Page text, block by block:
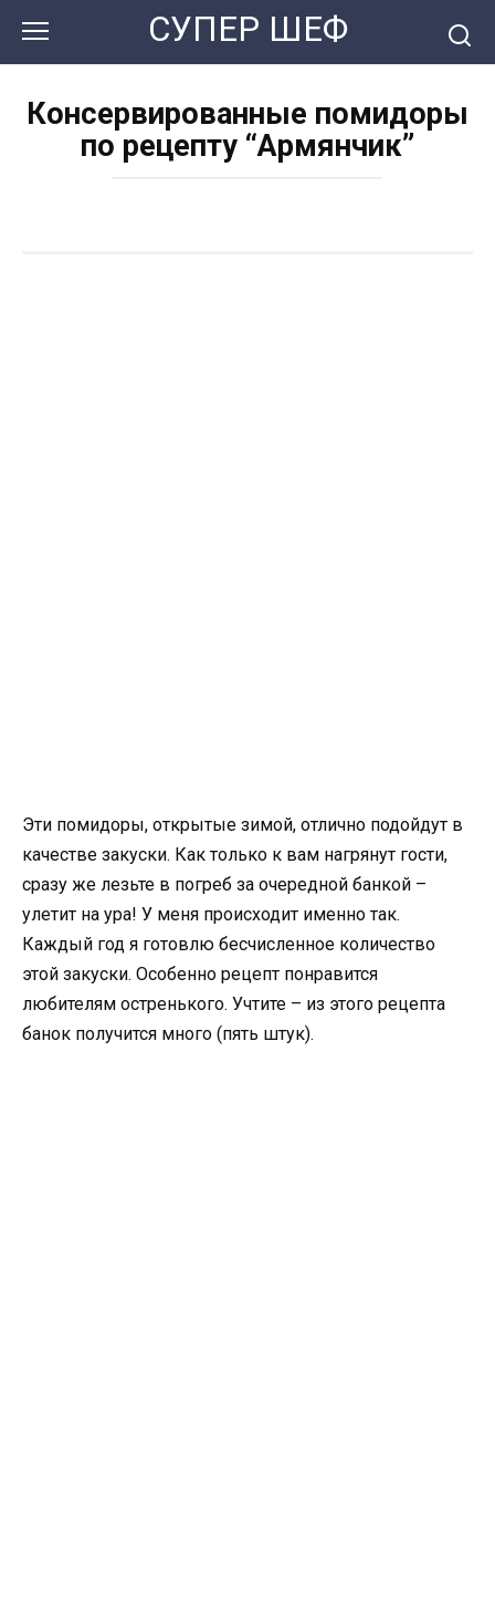
контенту
СУПЕР ШЕФ
Консервированные помидоры
по рецепту “Армянчик”
Эти помидоры, открытые зимой, отлично подойдут в
качестве закуски. Как только к вам нагрянут гости,
сразу же лезьте в погреб за очередной банкой –
улетит на ура! У меня происходит именно так.
Каждый год я готовлю бесчисленное количество
этой закуски. Особенно рецепт понравится
любителям остренького. Учтите – из этого рецепта
банок получится много (пять штук).